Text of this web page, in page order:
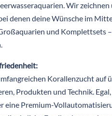
Wir
denen deine Wünsche im
und Komplettsets
Korallenzucht auf
Produkten und Technik.
eine Premium-